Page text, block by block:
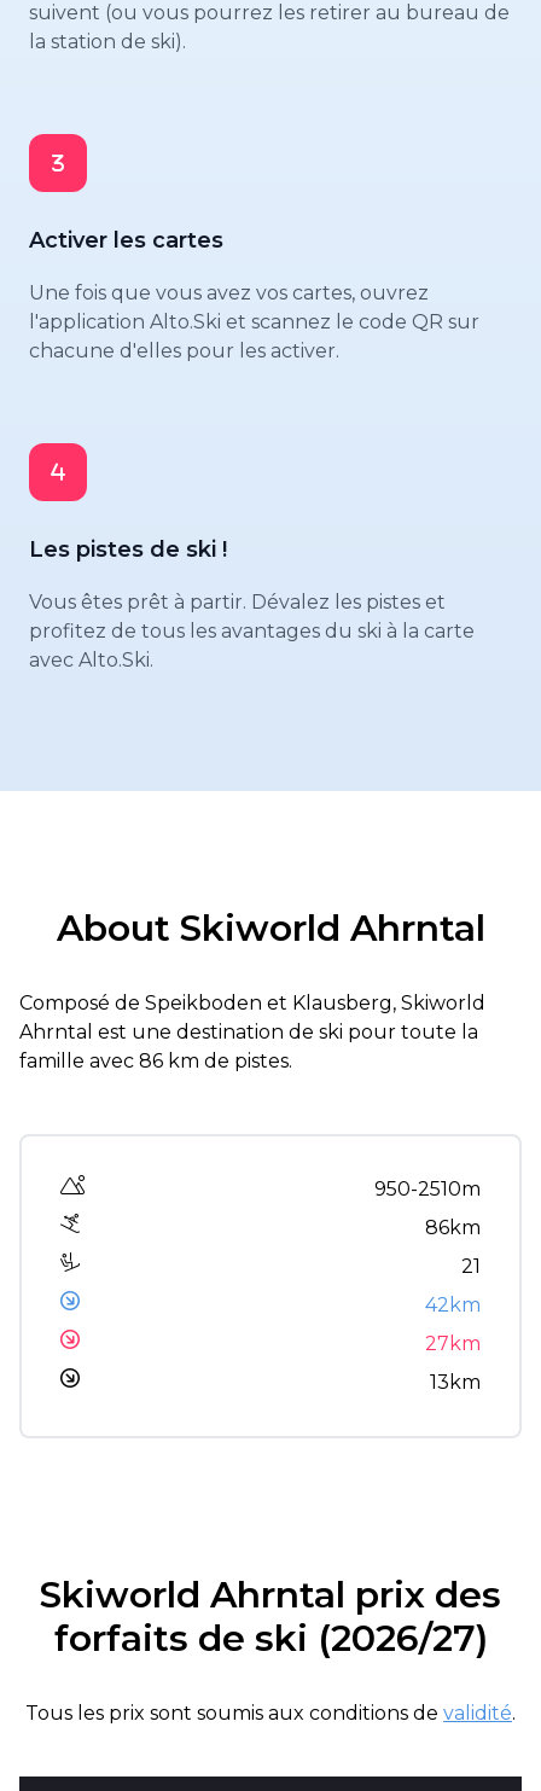
suivent (ou vous pourrez les retirer au bureau de
la station de ski).
Activer les cartes
Une fois que vous avez vos cartes, ouvrez
l'application Alto.Ski et scannez le code QR sur
chacune d'elles pour les activer.
Les pistes de ski !
Vous êtes prêt à partir. Dévalez les pistes et
profitez de tous les avantages du ski à la carte
avec Alto.Ski.
About Skiworld Ahrntal
Composé de Speikboden et Klausberg, Skiworld
Ahrntal est une destination de ski pour toute la
famille avec 86 km de pistes.
Altitude range
950-2510m
86km
21
42km
27km
13km
Skiworld Ahrntal prix des
forfaits de ski (2026/27)
Tous les prix sont soumis aux conditions de validité.